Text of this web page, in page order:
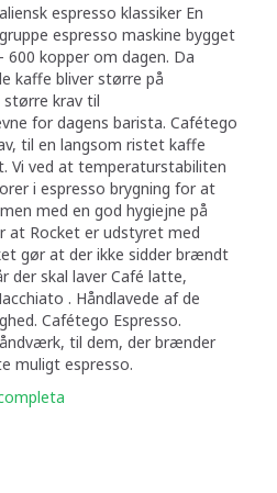
espresso klassiker En
espresso maskine bygget
kopper om dagen. Da
kaffe bliver større på
krav til
for dagens barista. Cafétego
til en langsom ristet kaffe
Vi ved at temperaturstabiliten
i espresso brygning for at
med en god hygiejne på
at Rocket er udstyret med
gør at der ikke sidder brændt
der skal laver Café latte,
. Håndlavede af de
Cafétego Espresso.
til dem, der brænder
muligt espresso.